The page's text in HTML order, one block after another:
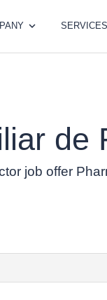
SERVICES
de
job offer